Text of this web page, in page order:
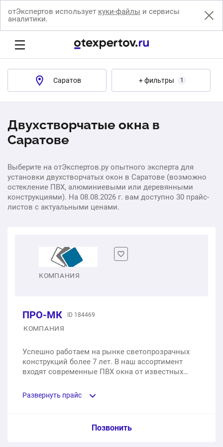
отЭкспертов использует куки-файлы и сервисы
аналитики.
Саратов + фильтры 1
Двухстворчатые окна в
Саратове
Выберите на отЭкспертов.ру опытного эксперта для
установки двухстворчатых окон в Саратове (возможно
остекление ПВХ, алюминиевыми или деревянными
конструкциями). На 08.08.2026 г. вам доступно 30 прайс-
листов с актуальными ценами.
КОМПАНИЯ
ПРО-МК
ID 184469
КОМПАНИЯ
Успешно работаем на рынке светопрозрачных
конструкций более 7 лет. В наш ассортимент
входят современные ПВХ окна от известных
изделия комплектуются надежной фурнитурой
Siegenia или Vorne и могут быть дополнены
контролируем качество на всех этапах — от
Развернуть прайс
Услуга из прайс-листа / Ед. изм. / Цена
Позвонить